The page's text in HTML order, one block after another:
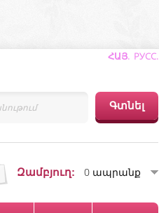
ՀԱՅ. РУСС.
Զամբյուղ: 0 ապրանք